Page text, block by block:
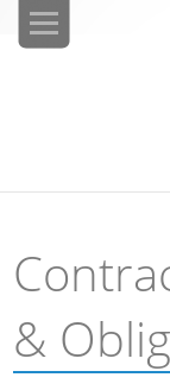
&